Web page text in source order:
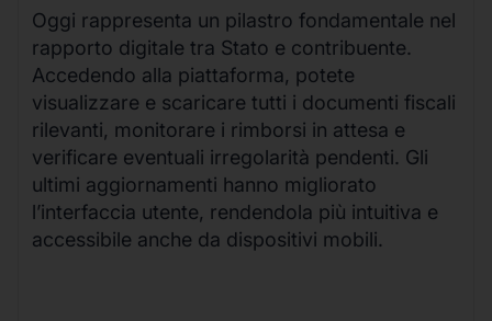
Oggi rappresenta un pilastro fondamentale nel
rapporto digitale tra Stato e contribuente.
Accedendo alla piattaforma, potete
visualizzare e scaricare tutti i documenti fiscali
rilevanti, monitorare i rimborsi in attesa e
verificare eventuali irregolarità pendenti. Gli
ultimi aggiornamenti hanno migliorato
l’interfaccia utente, rendendola più intuitiva e
accessibile anche da dispositivi mobili.